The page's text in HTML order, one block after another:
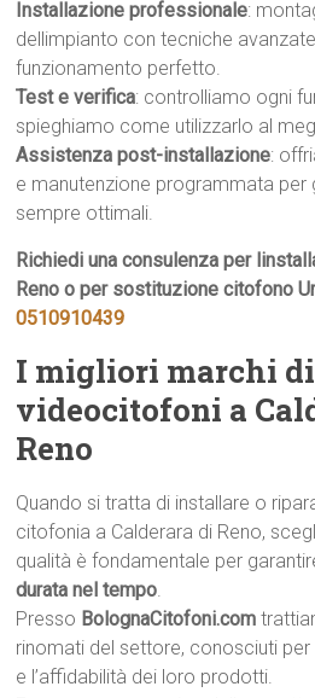
Installazione professionale:
dellimpianto con tecniche
funzionamento perfetto.
Test e verifica: controlliamo ogni
spieghiamo come utilizzarlo al
Assistenza post-installazione:
e manutenzione programmata per
sempre ottimali.
Richiedi una consulenza per
Reno o per sostituzione citofono
0510910439
I migliori marchi
videocitofoni a
Reno
Quando si tratta di installare o
citofonia a Calderara di Reno,
qualità è fondamentale per
durata nel tempo.
Presso BolognaCitofoni.com
rinomati del settore, conosciuti per
e l’affidabilità dei loro prodotti.